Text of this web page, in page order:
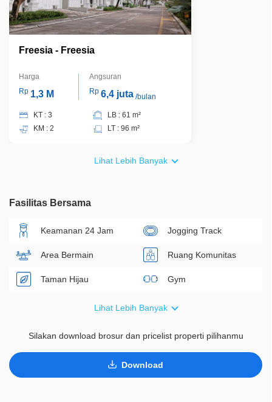
Freesia - Freesia
Harga
Rp 1,3 M
Angsuran
Rp 6,4 juta/bulan
KT : 3
KM : 2
LB : 61 m²
LT : 96 m²
Lihat Lebih Banyak
Fasilitas Bersama
Keamanan 24 Jam Jogging Track
Area Bermain Ruang Komunitas
Taman Hijau Gym
Kolam RenangLihat Lebih Banyak
Silakan download brosur dan pricelist properti pilihanmu
Download